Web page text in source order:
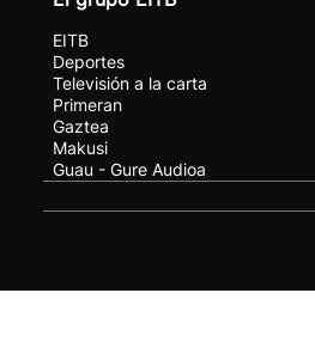
EITB
Deportes
Televisión a la carta
Primeran
Gaztea
Makusi
Guau - Gure Audioa